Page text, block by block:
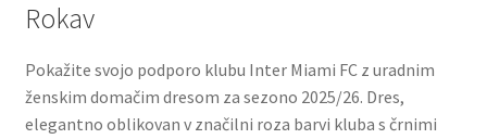
Rokav
Pokažite svojo podporo klubu Inter Miami FC z uradnim
ženskim domačim dresom za sezono 2025/26. Dres,
elegantno oblikovan v značilni roza barvi kluba s črnimi